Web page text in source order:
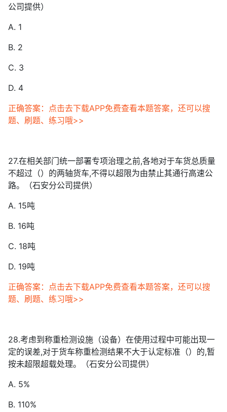
公司提供）
A. 1
B. 2
C. 3
D. 4
正确答案：点击去下载APP免费查看本题答案，还可以搜
题、刷题、练习哦>>
27.在相关部门统一部署专项治理之前,各地对于车货总质量
不超过（）的两轴货车,不得以超限为由禁止其通行高速公
路。（石安分公司提供）
A. 15吨
B. 16吨
C. 18吨
D. 19吨
正确答案：点击去下载APP免费查看本题答案，还可以搜
题、刷题、练习哦>>
28.考虑到称重检测设施（设备）在使用过程中可能出现一
定的误差,对于货车称重检测结果不大于认定标准（）的,暂
按未超限超载处理。（石安分公司提供）
A. 5%
B. 110%